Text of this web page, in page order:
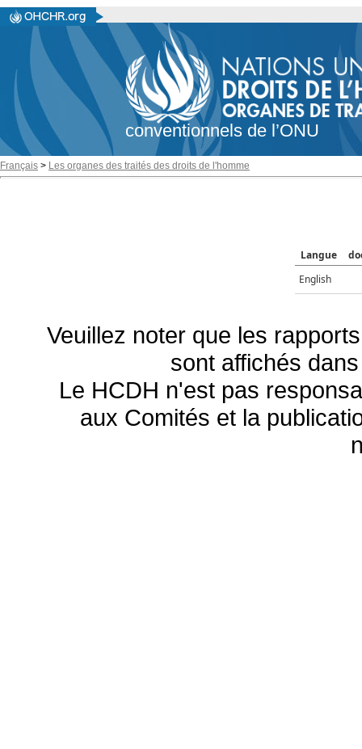
conventionnels de l’ONU
Français > Les organes des traités des droits de l'homme
Langue
English
Veuillez noter que les
sont affichés
Le HCDH n'est pas
aux Comités et la